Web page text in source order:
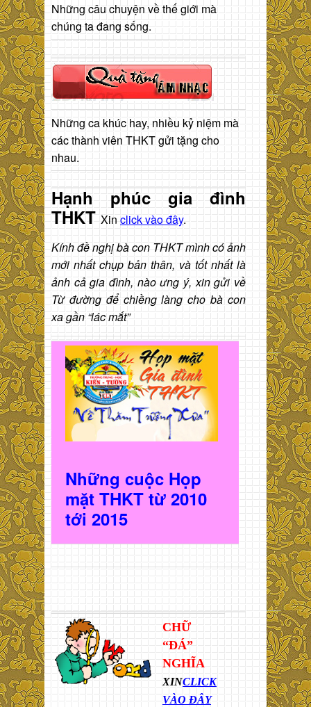
Những câu chuyện về thế giới mà
chúng ta đang sống.
Những ca khúc hay, nhiều kỷ niệm mà
các thành viên THKT gửi tặng cho
nhau.
Hạnh phúc gia đình
THKT Xin click vào đây.
Kính đề nghị bà con THKT mình có ảnh
mới nhất chụp bản thân, và tốt nhất là
ảnh cả gia đình, nào ưng ý, xin gửi về
Từ đường để chiềng làng cho bà con
xa gần “lác mắt”
Những cuộc Họp
mặt THKT từ 2010
tới 2015
CHỮ
“ĐÁ”
NGHĨA
XINCLICK
VÀO ĐÂY